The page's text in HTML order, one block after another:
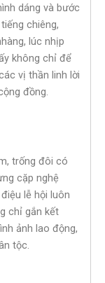
dáng và bước
chiêng,
lúc nhịp
không chỉ để
vị thần linh lời
đồng.
trống đôi có
cặp nghệ
lễ hội luôn
chỉ gắn kết
ảnh lao động,
tộc.